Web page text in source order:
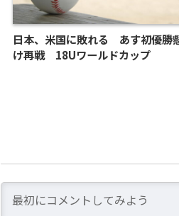
日本、米国に敗れる あす初優勝
け再戦 18Uワールドカップ